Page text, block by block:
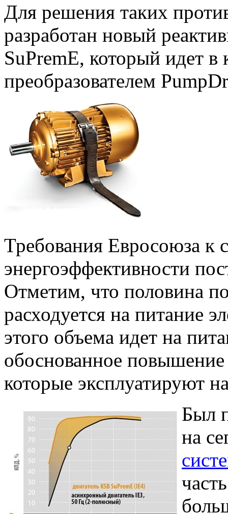
Для решения таких
разработан новый
SuPremE, который идет в
преобразователем
Требования Евросоюза к
энергоэффективности
Отметим, что половина
расходуется на питание
этого объема идет на
обоснованное повышение
которые эксплуатируют
Был
на